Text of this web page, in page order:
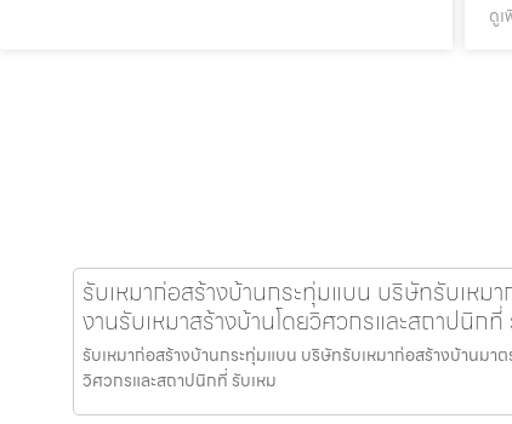
ดู
รับเหมาก่อสร้างบ้านกระทุ่มแบน บริษัทรับเหม
งานรับเหมาสร้างบ้านโดยวิศวกรและสถาปนิก
รับเหมาก่อสร้างบ้านกระทุ่มแบน บริษัทรับเหมาก่อสร้างบ้านมา
วิศวกรและสถาปนิกที่ รับเหม